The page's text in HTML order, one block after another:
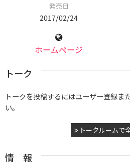
発売日
2017/02/24
ホームページ
トーク
トークを投稿するにはユーザー登録ま
い。
トークルームで
情 報